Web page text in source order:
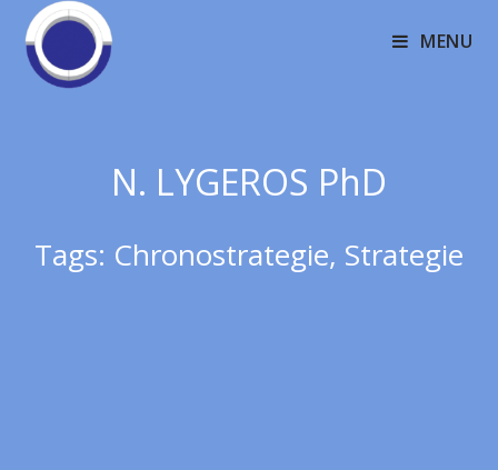
MENU
N. LYGEROS PhD
Tags: Chronostrategie, Strategie